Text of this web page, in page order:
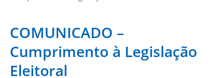
COMUNICADO –
Cumprimento à Legislação
Eleitoral